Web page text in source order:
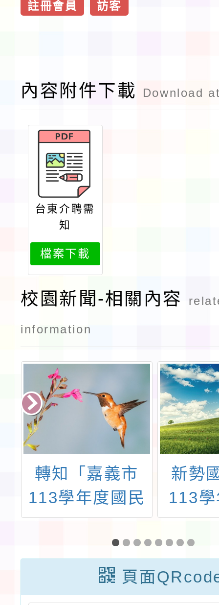
註冊會員 訪客
內容附件下載 Download
台東介聘需
知
檔案下載
校園新聞-相關內容
information
轉知「嘉義市
113學年度國民
中學專任教師聯
合甄選簡章」及
「嘉義市113學
年度國民小學專
新勢
113
學期第
代理
告(無
續辦
頁面